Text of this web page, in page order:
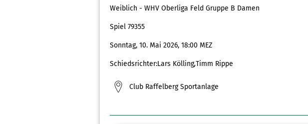
Weiblich - WHV Oberliga Feld Gruppe B Damen
Spiel 79355
Sonntag, 10. Mai 2026, 18:00 MEZ
Schiedsrichter:Lars Kölling,Timm Rippe
Club Raffelberg Sportanlage